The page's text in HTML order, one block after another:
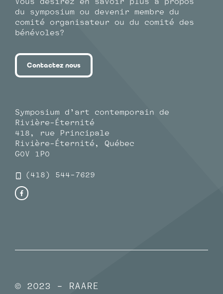
du symposium ou devenir membre du
comité organisateur ou du comité des
bénévoles?
Contactez nous
Symposium d’art contemporain de
Rivière-Éternité
418, rue Principale
Rivière-Éternité, Québec
G0V 1P0
(418) 544-7629
© 2023 - RAARE